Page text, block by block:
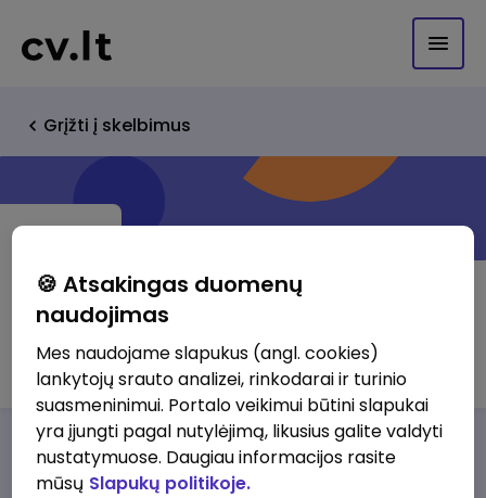
Grįžti į skelbimus
AV Systems, UAB
Darbo pasiūlymaiApie musPrivalumai
🍪 Atsakingas duomenų
naudojimas
Mes naudojame slapukus (angl. cookies)
lankytojų srauto analizei, rinkodarai ir turinio
suasmeninimui. Portalo veikimui būtini slapukai
yra įjungti pagal nutylėjimą, likusius galite valdyti
nustatymuose. Daugiau informacijos rasite
mūsų Slapukų politikoje.